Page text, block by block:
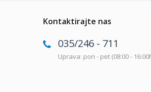
Kontaktirajte nas
035/246 - 711
Uprava: pon - pet (08:00 -